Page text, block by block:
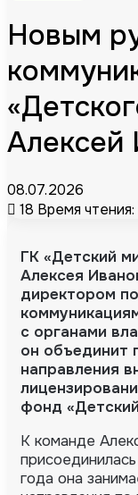
Новым
Алексей
08.07.2026
18 Время чтения:
ГК «Детский
Алексея
директором
с органами
он объединит
направления
фонд
К команде
года она